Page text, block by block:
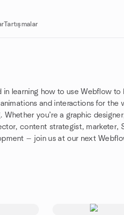
Tartışmalar
in learning how to use Webflow to
and interactions for the
you’re a graphic
content strategist, marketer,
— join us at our next